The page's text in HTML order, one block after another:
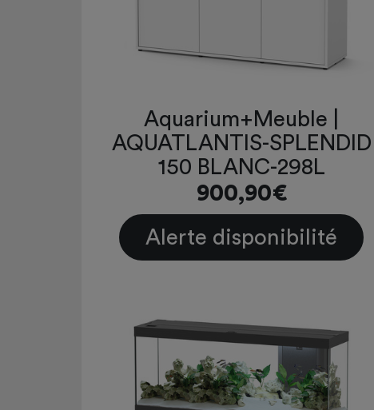
Aquarium+Meuble |
AQUATLANTIS-SPLENDID
150 BLANC-298L
900,90€
Alerte disponibilité